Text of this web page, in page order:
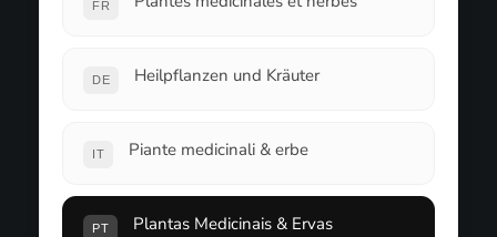
FR
DE Heilpflanzen und Kräuter
IT Piante medicinali & erbe
PT Plantas Medicinais & Ervas